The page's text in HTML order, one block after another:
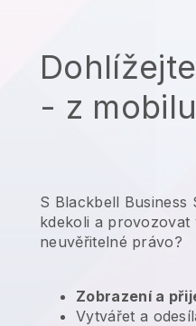
- z mobilu
S Blackbell
kdekoli a provozovat
neuvěřitelné právo?
Zobrazení a
Vytvářet a